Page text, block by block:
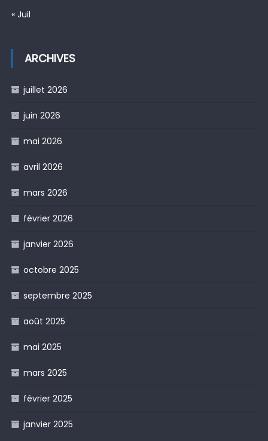
« Juil
ARCHIVES
juillet 2026
juin 2026
mai 2026
avril 2026
mars 2026
février 2026
janvier 2026
octobre 2025
septembre 2025
août 2025
mai 2025
mars 2025
février 2025
janvier 2025